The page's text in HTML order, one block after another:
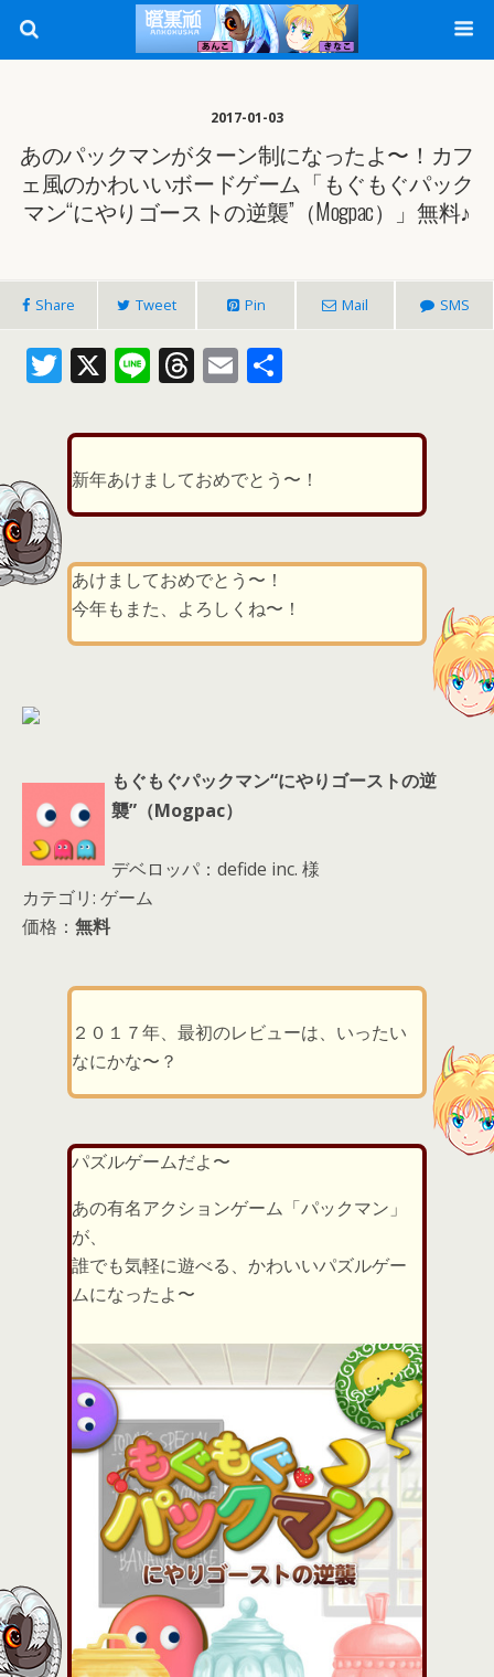
2017-01-03
あのパックマンがターン制になったよ〜！カフ
ェ風のかわいいボードゲーム「もぐもぐパック
マン“にやりゴーストの逆襲”（Mogpac）」無料♪
Share Tweet Pin Mail SMS
T
itt
er
X Li
e
T
re
a
d
E
ai
l
新年あけましておめでとう〜！
あけましておめでとう〜！
今年もまた、よろしくね〜！
もぐもぐパックマン“にやりゴーストの逆
襲”（Mogpac）
デベロッパ：defide inc. 様
カテゴリ: ゲーム
価格： 無料
２０１７年、最初のレビューは、いったい
なにかな〜？
パズルゲームだよ〜
あの有名アクションゲーム「パックマン」
が、
誰でも気軽に遊べる、かわいいパズルゲー
ムになったよ〜